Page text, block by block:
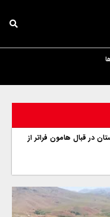
در قبال هامون فراتر از